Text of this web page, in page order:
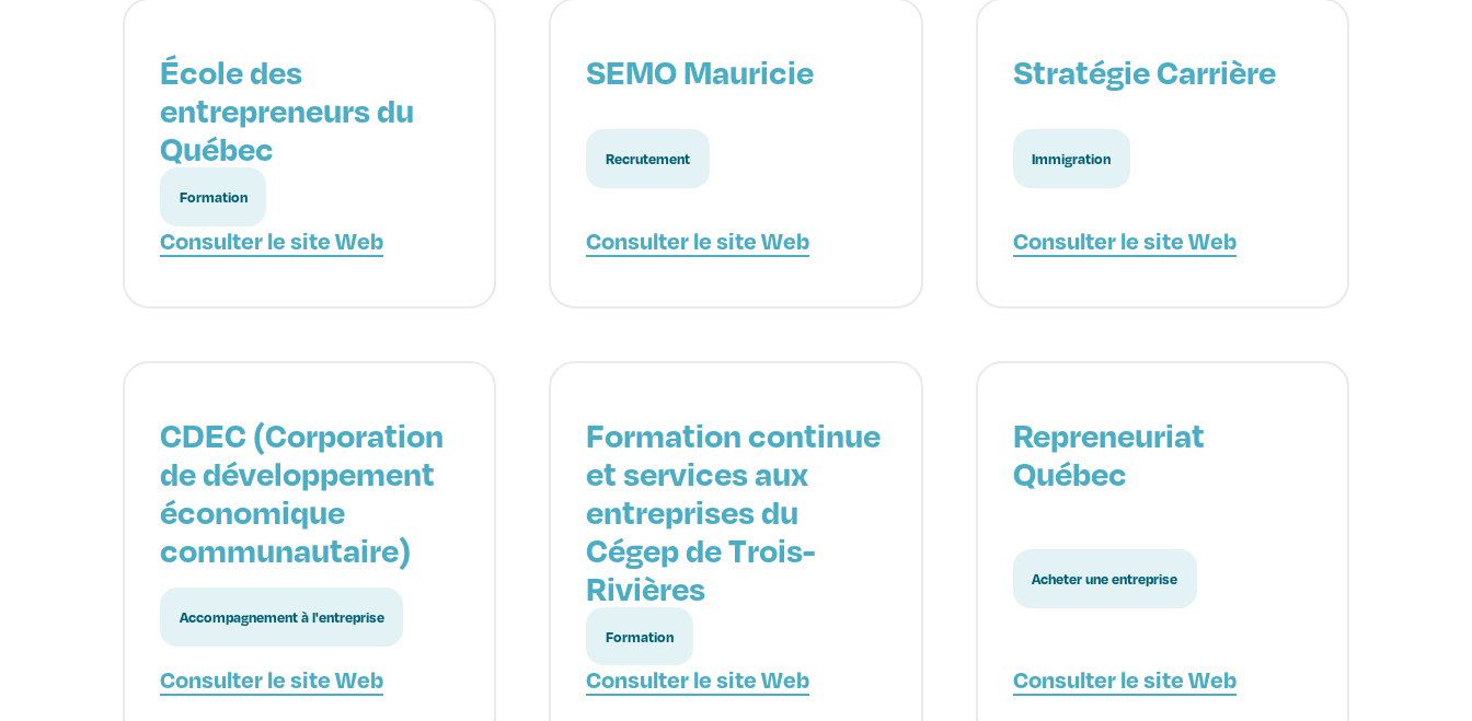
École des
entrepreneurs du
Québec
Formation
Consulter le site Web
SEMO Mauricie
Recrutement
Consulter le site Web
Stratégie Carrière
Immigration
Consulter le site Web
CDEC (Corporation
de développement
économique
communautaire)
Accompagnement à l'entreprise
Consulter le site Web
Formation continue
et services aux
entreprises du
Cégep de Trois-
Rivières
Formation
Consulter le site Web
Repreneuriat
Québec
Acheter une entreprise
Consulter le site Web